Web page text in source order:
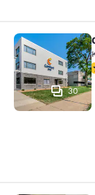
Comfort
30